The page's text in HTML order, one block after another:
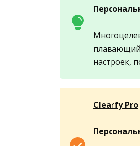
плавающий
настроек,
Clearfy Pro